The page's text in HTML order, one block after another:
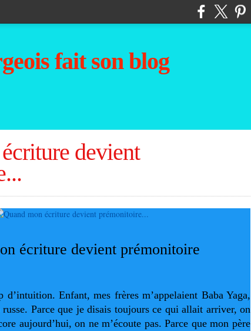
fait son blog
devient
écriture devient prémonitoire
d’intuition. Enfant, mes frères m’appelaient Baba Yaga,
Parce que je disais toujours ce qui allait arriver, on
aujourd’hui, on ne m’écoute pas. Parce que mon père